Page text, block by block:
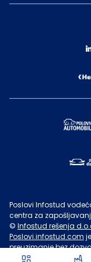
Poslovi Infostud
centra za
© Infostud rešenja
Poslovi.infostud.com
preuzimanje bez
u druge svrhe, osim